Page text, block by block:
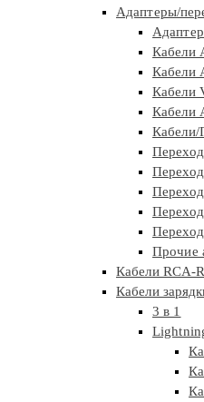
Адаптеры/
Кабели
Кабели
Кабели
Кабели/
Прочие
Кабели RCA-
Кабели
3 в 1